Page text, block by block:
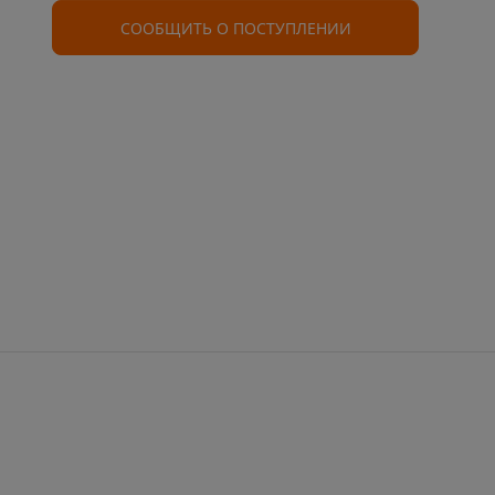
СООБЩИТЬ О ПОСТУПЛЕНИИ